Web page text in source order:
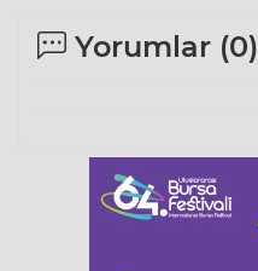
Yorumlar (0)